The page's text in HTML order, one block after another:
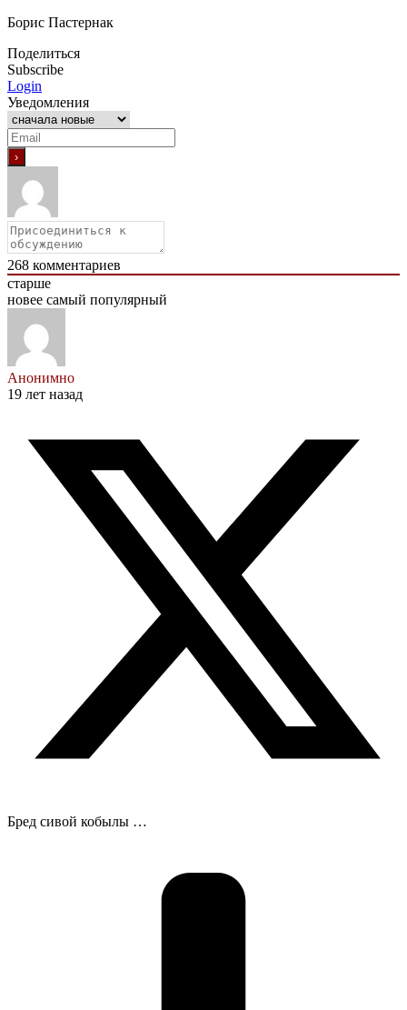
Борис Пастернак
Поделиться
Subscribe
Login
Уведомления
268 комментариев
старше
новее самый популярный
Анонимно
19 лет назад
Бред сивой кобылы …